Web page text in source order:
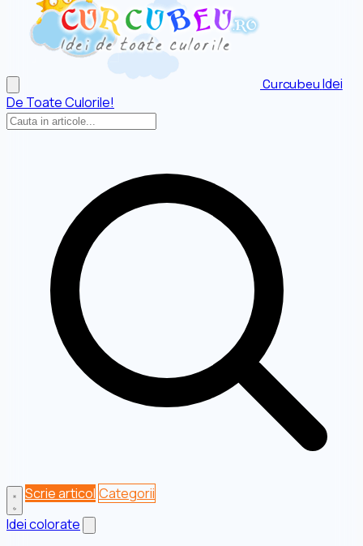
CurcubeuIdei
De Toate Culorile!
Scrie articol Categorii
Idei colorate